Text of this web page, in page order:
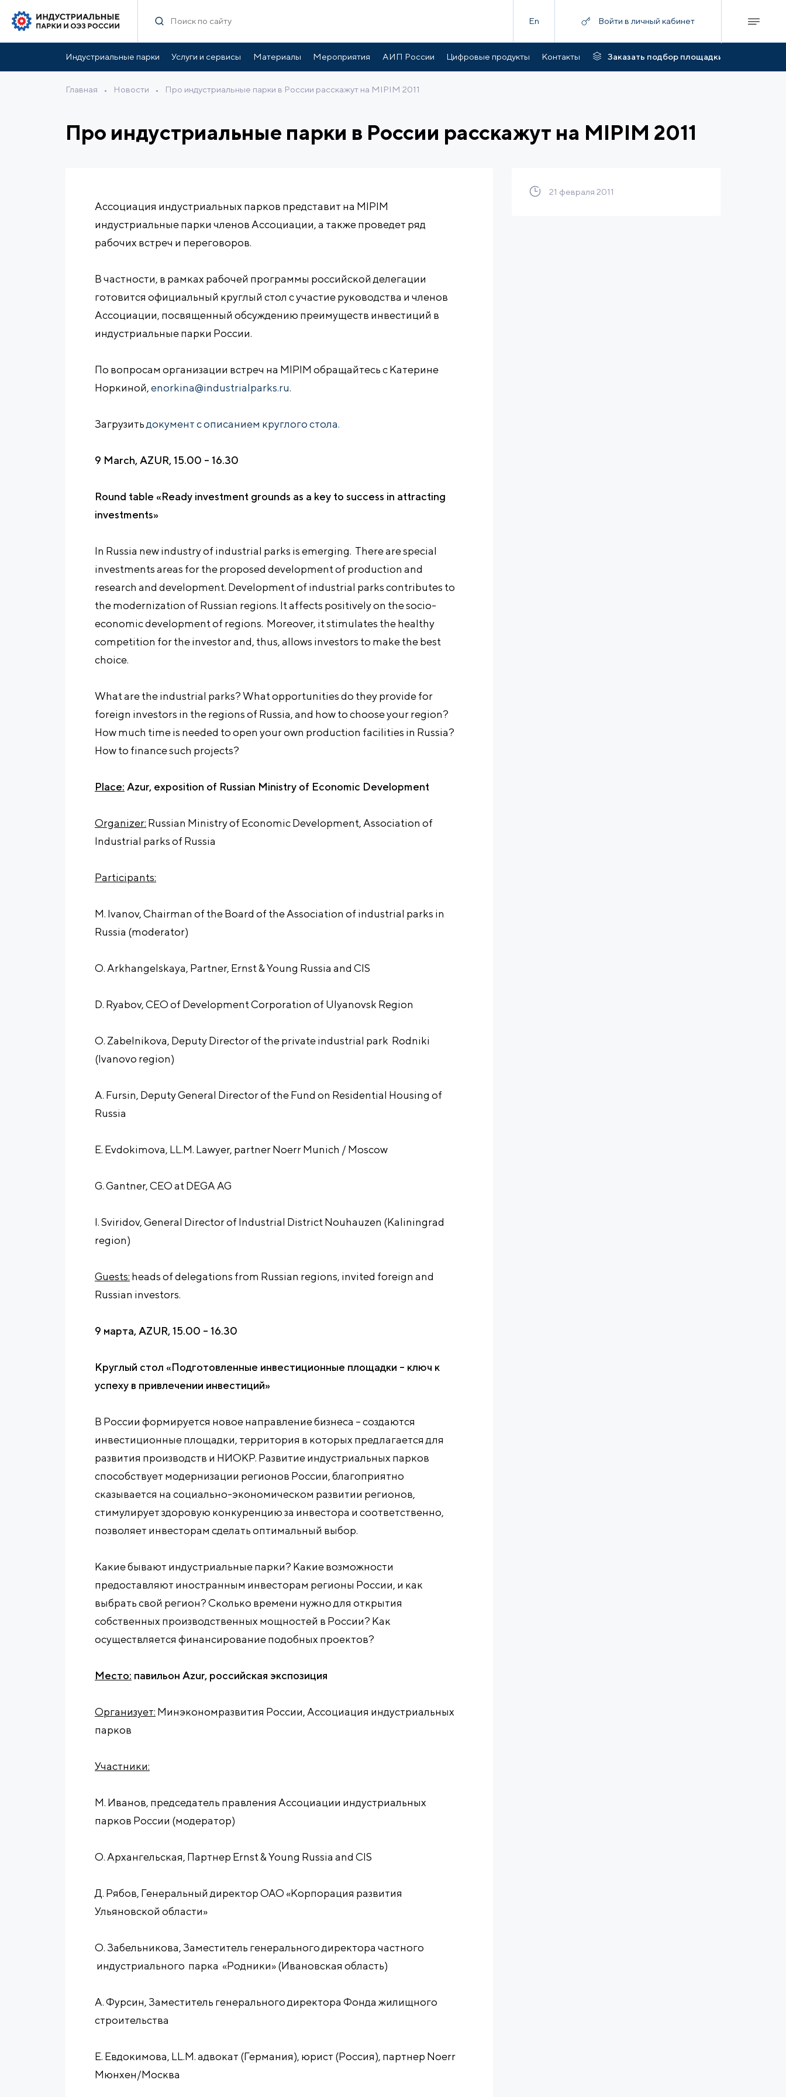
En Войти в личный кабинет
Индустриальные парки Услуги и сервисы Материалы Мероприятия АИП России Цифровые продукты Контакты Заказать подбор площадки
Главная • Новости • Про индустриальные парки в России расскажут на MIPIM 2011
Про индустриальные парки в России расскажут на MIPIM 2011
Ассоциация индустриальных парков представит на MIPIM
индустриальные парки членов Ассоциации, а также проведет ряд
рабочих встреч и переговоров.
В частности, в рамках рабочей программы российской делегации
готовится официальный круглый стол c участие руководства и членов
Ассоциации, посвященный обсуждению преимуществ инвестиций в
индустриальные парки России.
По вопросам организации встреч на MIPIM обращайтесь с Катерине
Норкиной,enorkina@industrialparks.ru.
Загрузитьдокумент с описанием круглого стола.
9 March, AZUR, 15.00 – 16.30
Round table «Ready investment grounds as a key to success in attracting
investments»
In Russia new industry of industrial parks is emerging. There are special
investments areas for the proposed development of production and
research and development. Development of industrial parks contributes to
the modernization of Russian regions. It affects positively on the socio-
economic development of regions. Moreover, it stimulates the healthy
competition for the investor and, thus, allows investors to make the best
choice.
What are the industrial parks? What opportunities do they provide for
foreign investors in the regions of Russia, and how to choose your region?
How much time is needed to open your own production facilities in Russia?
How to finance such projects?
Place: Azur, exposition of Russian Ministry of Economic Development
Organizer: Russian Ministry of Economic Development, Association of
Industrial parks of Russia
Participants:
M. Ivanov, Chairman of the Board of the Association of industrial parks in
Russia (moderator)
O. Arkhangelskaya, Partner, Ernst & Young Russia and CIS
D. Ryabov, CEO of Development Corporation of Ulyanovsk Region
O. Zabelnikova, Deputy Director of the private industrial park Rodniki
(Ivanovo region)
A. Fursin, Deputy General Director of the Fund on Residential Housing of
Russia
E. Evdokimova, LL.M. Lawyer, partner Noerr Munich / Moscow
G. Gantner, CEO at DEGA AG
I. Sviridov, General Director of Industrial District Nouhauzen (Kaliningrad
region)
Guests: heads of delegations from Russian regions, invited foreign and
Russian investors.
9 марта, AZUR, 15.00 – 16.30
Круглый стол «Подготовленные инвестиционные площадки – ключ к
успеху в привлечении инвестиций»
В России формируется новое направление бизнеса – создаются
инвестиционные площадки, территория в которых предлагается для
развития производств и НИОКР. Развитие индустриальных парков
способствует модернизации регионов России, благоприятно
сказывается на социально-экономическом развитии регионов,
стимулирует здоровую конкуренцию за инвестора и соответственно,
позволяет инвесторам сделать оптимальный выбор.
Какие бывают индустриальные парки? Какие возможности
предоставляют иностранным инвесторам регионы России, и как
выбрать свой регион? Сколько времени нужно для открытия
собственных производственных мощностей в России? Как
осуществляется финансирование подобных проектов?
Место: павильон Azur, российская экспозиция
Организует: Минэкономразвития России, Ассоциация индустриальных
парков
Участники:
М. Иванов, председатель правления Ассоциации индустриальных
парков России (модератор)
О. Архангельская, Партнер Ernst & Young Russia and CIS
Д. Рябов, Генеральный директор ОАО «Корпорация развития
Ульяновской области»
О. Забельникова, Заместитель генерального директора частного
индустриального парка «Родники» (Ивановская область)
А. Фурсин, Заместитель генерального директора Фонда жилищного
строительства
Е. Евдокимова, LL.M. адвокат (Германия), юрист (Россия), партнер Noerr
Мюнхен/Москва
21 февраля 2011